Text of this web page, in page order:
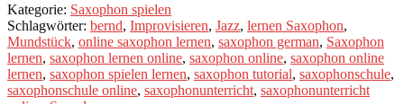
Kategorie: Saxophon spielen
Schlagwörter: bernd, Improvisieren, Jazz, lernen Saxophon,
Mundstück, online saxophon lernen, saxophon german, Saxophon
lernen, saxophon lernen online, saxophon online, saxophon online
lernen, saxophon spielen lernen, saxophon tutorial, saxophonschule,
saxophonschule online, saxophonunterricht, saxophonunterricht